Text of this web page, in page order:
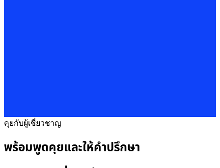
คุยกับผู้เชี่ยวชาญ
พร้อมพูดคุยและให้คำปรึกษา